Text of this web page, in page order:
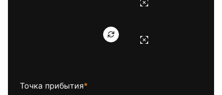
Точка прибытия*